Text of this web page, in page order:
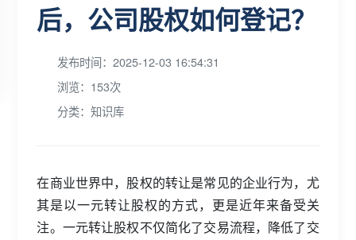
后，公司股权如何登记？
发布时间：2025-12-03 16:54:31
浏览：153次
分类：知识库
在商业世界中，股权的转让是常见的企业行为，尤
其是以一元转让股权的方式，更是近年来备受关
注。一元转让股权不仅简化了交易流程，降低了交